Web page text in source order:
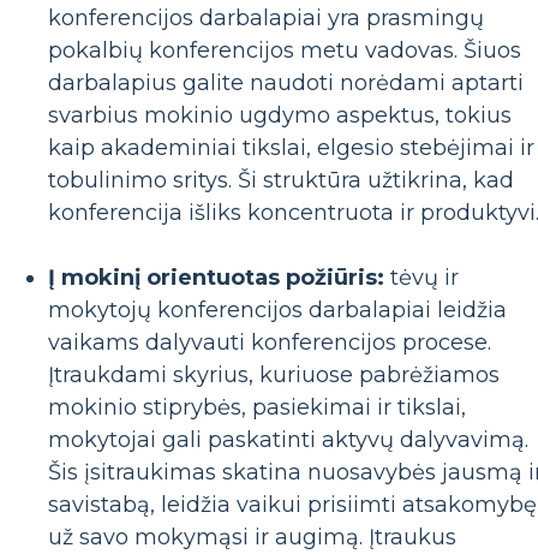
konferencijos darbalapiai yra prasmingų
pokalbių konferencijos metu vadovas. Šiuos
darbalapius galite naudoti norėdami aptarti
svarbius mokinio ugdymo aspektus, tokius
kaip akademiniai tikslai, elgesio stebėjimai ir
tobulinimo sritys. Ši struktūra užtikrina, kad
konferencija išliks koncentruota ir produktyvi.
Į mokinį orientuotas požiūris: tėvų ir
mokytojų konferencijos darbalapiai leidžia
vaikams dalyvauti konferencijos procese.
Įtraukdami skyrius, kuriuose pabrėžiamos
mokinio stiprybės, pasiekimai ir tikslai,
mokytojai gali paskatinti aktyvų dalyvavimą.
Šis įsitraukimas skatina nuosavybės jausmą
savistabą, leidžia vaikui prisiimti atsakomybę
už savo mokymąsi ir augimą. Įtraukus